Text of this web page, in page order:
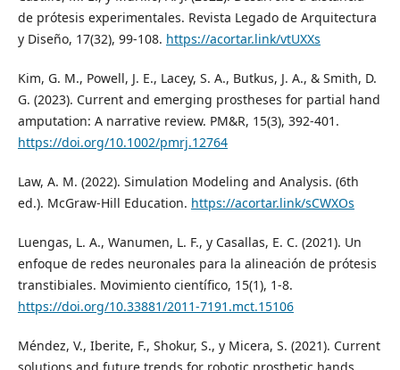
de prótesis experimentales. Revista Legado de Arquitectura
y Diseño, 17(32), 99-108. https://acortar.link/vtUXXs
Kim, G. M., Powell, J. E., Lacey, S. A., Butkus, J. A., & Smith, D.
G. (2023). Current and emerging prostheses for partial hand
amputation: A narrative review. PM&R, 15(3), 392-401.
https://doi.org/10.1002/pmrj.12764
Law, A. M. (2022). Simulation Modeling and Analysis. (6th
ed.). McGraw-Hill Education. https://acortar.link/sCWXOs
Luengas, L. A., Wanumen, L. F., y Casallas, E. C. (2021). Un
enfoque de redes neuronales para la alineación de prótesis
transtibiales. Movimiento científico, 15(1), 1-8.
https://doi.org/10.33881/2011-7191.mct.15106
Méndez, V., Iberite, F., Shokur, S., y Micera, S. (2021). Current